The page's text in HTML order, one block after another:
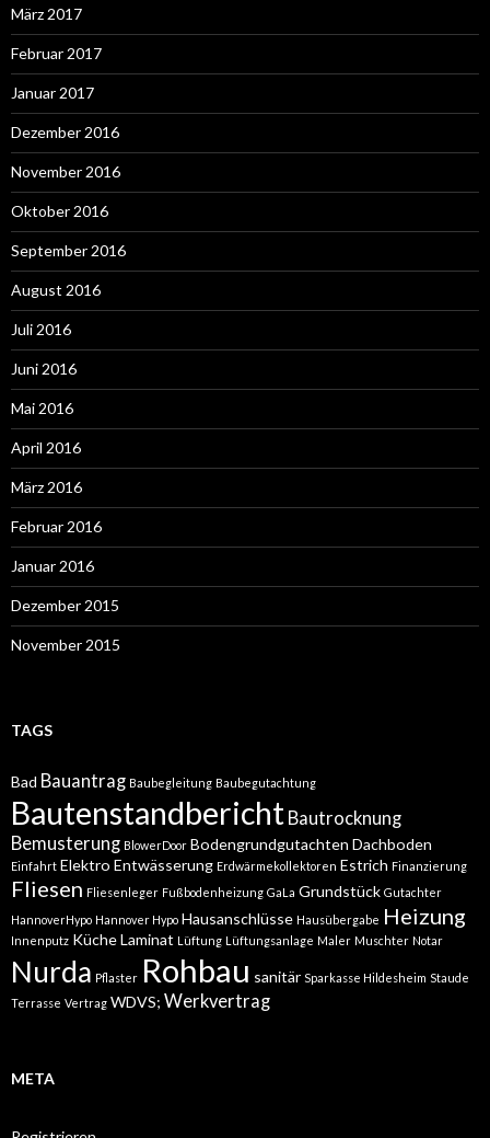
März 2017
Februar 2017
Januar 2017
Dezember 2016
November 2016
Oktober 2016
September 2016
August 2016
Juli 2016
Juni 2016
Mai 2016
April 2016
März 2016
Februar 2016
Januar 2016
Dezember 2015
November 2015
TAGS
Bad Bauantrag Baubegleitung Baubegutachtung
Bautenstandbericht Bautrocknung
Bemusterung BlowerDoor Bodengrundgutachten Dachboden
Einfahrt Elektro Entwässerung Erdwärmekollektoren Estrich Finanzierung
Fliesen Fliesenleger Fußbodenheizung GaLa Grundstück Gutachter
HannoverHypo Hannover Hypo Hausanschlüsse Hausübergabe Heizung
Innenputz KücheLaminat Lüftung Lüftungsanlage Maler Muschter Notar
Nurda Pflaster Rohbau sanitär Sparkasse Hildesheim Staude
Terrasse Vertrag WDVS; Werkvertrag
META